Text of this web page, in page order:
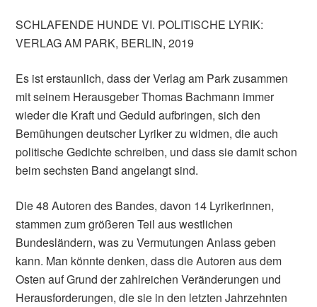
SCHLAFENDE HUNDE VI. POLITISCHE LYRIK:
VERLAG AM PARK, BERLIN, 2019
Es ist erstaunlich, dass der Verlag am Park zusammen
mit seinem Herausgeber Thomas Bachmann immer
wieder die Kraft und Geduld aufbringen, sich den
Bemühungen deutscher Lyriker zu widmen, die auch
politische Gedichte schreiben, und dass sie damit schon
beim sechsten Band angelangt sind.
Die 48 Autoren des Bandes, davon 14 Lyrikerinnen,
stammen zum größeren Teil aus westlichen
Bundesländern, was zu Vermutungen Anlass geben
kann. Man könnte denken, dass die Autoren aus dem
Osten auf Grund der zahlreichen Veränderungen und
Herausforderungen, die sie in den letzten Jahrzehnten